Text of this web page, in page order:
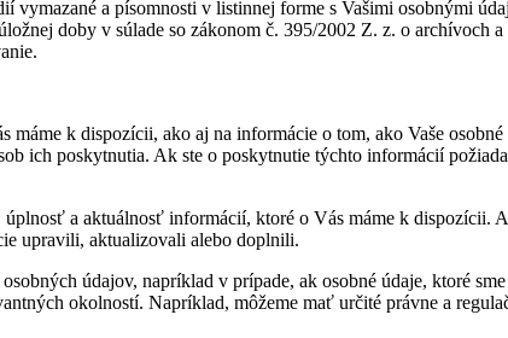
vymazané a písomnosti v listinnej forme s Vašimi osobnými
doby v súlade so zákonom č. 395/2002 Z. z. o archívoch
k dispozícii, ako aj na informácie o tom, ako Vaše
ich poskytnutia. Ak ste o poskytnutie týchto informácií
a aktuálnosť informácií, ktoré o Vás máme k dispozícii.
upravili, aktualizovali alebo doplnili.
údajov, napríklad v prípade, ak osobné údaje, ktoré
okolností. Napríklad, môžeme mať určité právne a